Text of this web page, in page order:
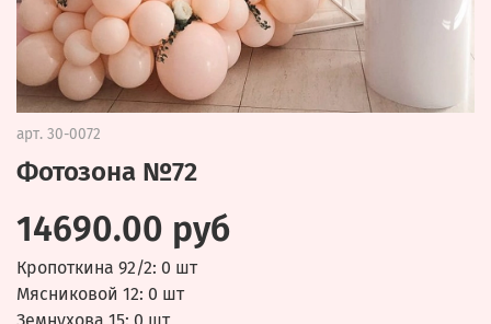
арт. 30-0072
Фотозона №72
14690.00 руб
Кропоткина 92/2: 0 шт
Мясниковой 12: 0 шт